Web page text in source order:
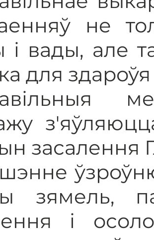
не
і вады, але
для здароўя
засалення
зямель,
і